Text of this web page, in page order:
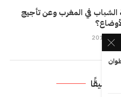
في المغرب وعن تأجيج
تعليقًا